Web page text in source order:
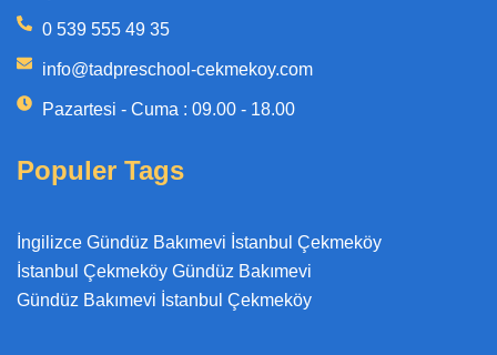
0 539 555 49 35
info@tadpreschool-cekmekoy.com
Pazartesi - Cuma : 09.00 - 18.00
Populer Tags
İngilizce Gündüz Bakımevi İstanbul Çekmeköy
İstanbul Çekmeköy Gündüz Bakımevi
Gündüz Bakımevi İstanbul Çekmeköy